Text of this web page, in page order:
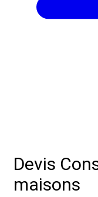
Devis
maisons